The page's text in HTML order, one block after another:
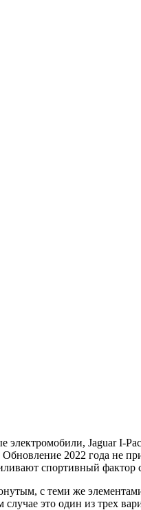
электромобили, Jaguar I-
Обновление 2022 года не
спортивный
с теми же
это один из трех